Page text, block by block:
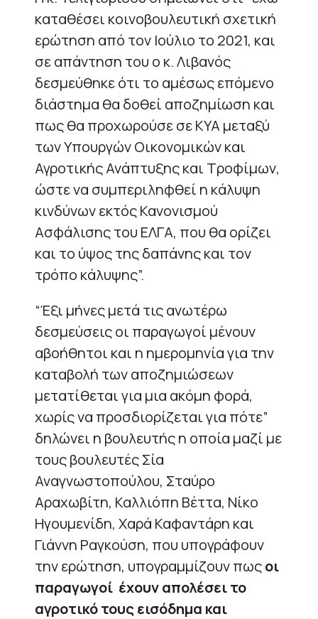
καταθέσει κοινοβουλευτική σχετική
ερώτηση από τον Ιούλιο το 2021, και
σε απάντηση του ο κ. Λιβανός
δεσμεύθηκε ότι το αμέσως επόμενο
διάστημα θα δοθεί αποζημίωση και
πως θα προχωρούσε σε ΚΥΑ μεταξύ
των Υπουργών Οικονομικών και
Αγροτικής Ανάπτυξης και Τροφίμων,
ώστε να συμπεριληφθεί η κάλυψη
κινδύνων εκτός Κανονισμού
Ασφάλισης του ΕΛΓΑ, που θα ορίζει
και το ύψος της δαπάνης και τον
τρόπο κάλυψης”.
“Έξι μήνες μετά τις ανωτέρω
δεσμεύσεις οι παραγωγοί μένουν
αβοήθητοι και η ημερομηνία για την
καταβολή των αποζημιώσεων
μετατίθεται για μια ακόμη φορά,
χωρίς να προσδιορίζεται για πότε”
δηλώνει η βουλευτής η οποία μαζί με
τους βουλευτές Σία
Αναγνωστοπούλου, Σταύρο
Αραχωβίτη, Καλλιόπη Βέττα, Νίκο
Ηγουμενίδη, Χαρά Καφαντάρη και
Γιάννη Ραγκούση, που υπογράφουν
την ερώτηση, υπογραμμίζουν πωςοι
παραγωγοί έχουν απολέσει το
αγροτικό τους εισόδημα και